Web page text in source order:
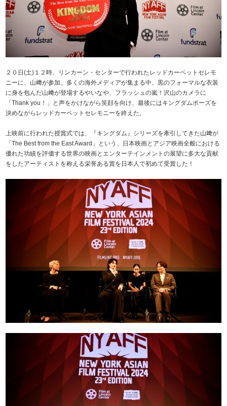
２０日(土)１２時、リンカーン・センターで行われたレッドカーペットセレモ
ニーに、山﨑が参加。多くの海外メディアが集まる中、黒のフォーマルな衣装
に身を包んだ山﨑が登場するやいなや、フラッシュの嵐！沢山のカメラに
「Thank you！」と声をかけながら笑顔を向け、最後にはキングダムポーズを
決めながらレッドカーペットセレモニーを終えた。
上映前に行われた授賞式では、『キングダム』シリーズを牽引してきた山﨑が
「The Best from the East Award」という、日本映画とアジア映画全般における
優れた功績を評価する世界の映画とエンターテインメントの展望に多大な貢献
をしたアーティストを称える栄誉ある賞を日本人で初めて受賞した！